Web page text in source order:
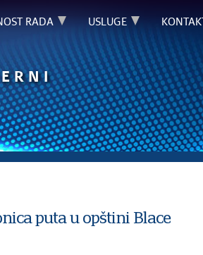
RADA USLUGE KONTAKT
puta u opštini Blace